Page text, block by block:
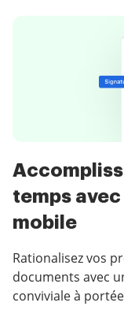
temps
mobile
Rationalisez vos
documents avec
conviviale à